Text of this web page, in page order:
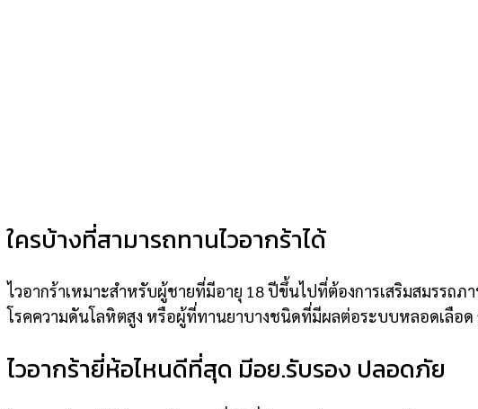
ใครบ้างที่สามารถทานไวอากร้าได้
ไวอากร้าเหมาะสำหรับผู้ชายที่มีอายุ 18 ปีขึ้นไปที่ต้องการเสริมสมรรถ
โรคความดันโลหิตสูง หรือผู้ที่ทานยาบางชนิดที่มีผลต่อระบบหลอดเลือ
ไวอากร้ายี่ห้อไหนดีที่สุด มีอย.รับรอง ปลอดภัย